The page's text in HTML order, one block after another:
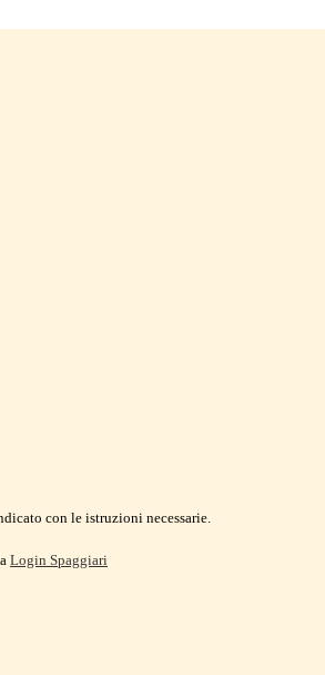
con le istruzioni necessarie.
Login Spaggiari